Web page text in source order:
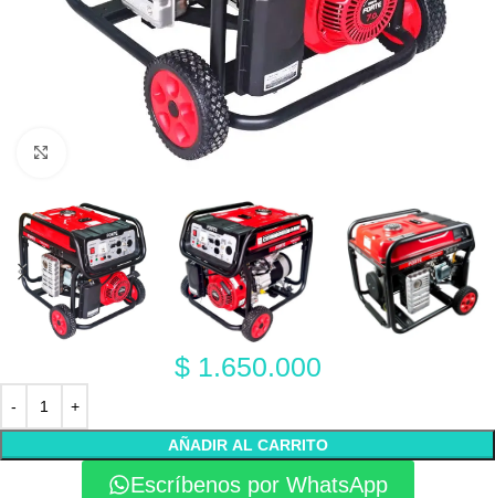
Click to enlarge
$1.650.000
AÑADIR AL CARRITO
Escríbenos por WhatsApp